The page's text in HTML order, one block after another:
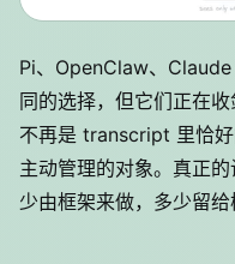
Pi、OpenClaw、
同的选择，但它们正在
不再是 transcript 里恰
主动管理的对象。真正
少由框架来做，多少留给